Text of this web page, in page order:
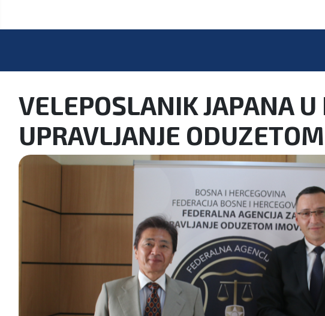
VELEPOSLANIK JAPANA
UPRAVLJANJE